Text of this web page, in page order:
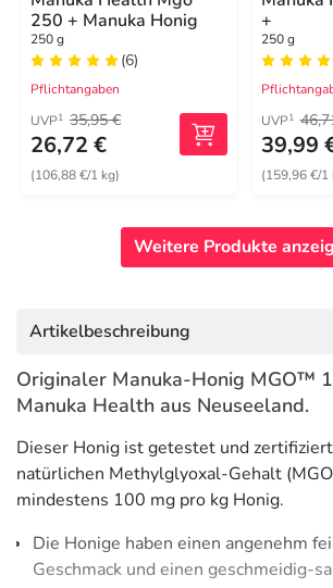
250 + Manuka Honig
250 g
(6)
Pflichtangaben
UVP1 35,95 €
26,72 €
(106,88 €/1 kg)
+
250 g
UVP1
39,99
(159,96 €/1
Weitere Produkte
Artikelbeschreibung
Originaler Manuka-Honig MGO™
Manuka Health aus Neuseeland.
Dieser Honig ist getestet und
natürlichen Methylglyoxal-Gehalt
mindestens 100 mg pro kg Honig.
Die Honige haben einen angenehm
Geschmack und einen geschmeidig-